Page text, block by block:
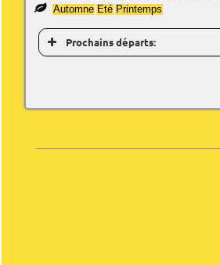
Automne Eté Printemps
Prochains départs: